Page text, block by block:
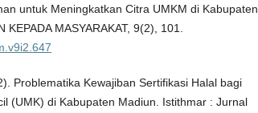
untuk Meningkatkan Citra UMKM di Kabupaten
KEPADA MASYARAKAT, 9(2), 101.
Problematika Kewajiban Sertifikasi Halal bagi
(UMK) di Kabupaten Madiun. Istithmar : Jurnal